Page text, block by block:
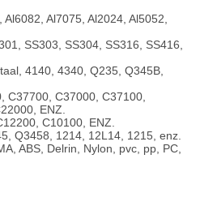
Al7075, Al2024, Al5052,
SS303, SS304, SS316, SS416,
4140, 4340, Q235, Q345B,
C37700, C37000, C37100,
ENZ.
C10100, ENZ.
Q3458, 1214, 12L14, 1215, enz.
ABS, Delrin, Nylon, pvc, pp, PC,